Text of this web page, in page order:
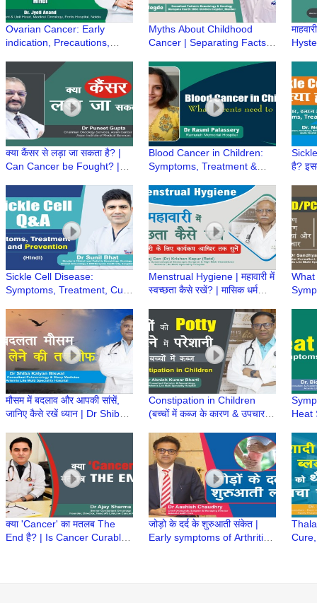
Ovarian Cancer: Early
indication, Precautions,
Dr Jyoti Anand, Fortis
Hospital, Noida
Myths About Childhood
Cancer | Separating Facts
SRCC Children Hospital
क्या कैंसर से लड़ा जा सकता है? |
Can Cancer be Fought? |
Blood Cancer in Children:
Symptoms, Treatment &
| Dr Rasmi Palassery
है?
Sickle Cell Disease:
Symptoms, Treatment, Cure
Sunil Bhat
Menstrual Hygiene | महावारी में
स्वच्छता कैसे रखें? | मासिक धर्म
bleeding
What
मौसम में बदलाव और आपकी सांसें,
जानिए कैसे रखें ध्यान | Dr Shiba
Constipation in Children
(बच्चों में कब्ज के कारण & उपचार) |
Abnish K Bharti
Heat
क्या 'Cancer' का मतलब The
End है? | Is Cancer Curable?
जोड़ो के दर्द के शुरुआती संकेत |
Early symptoms of Arthritis |